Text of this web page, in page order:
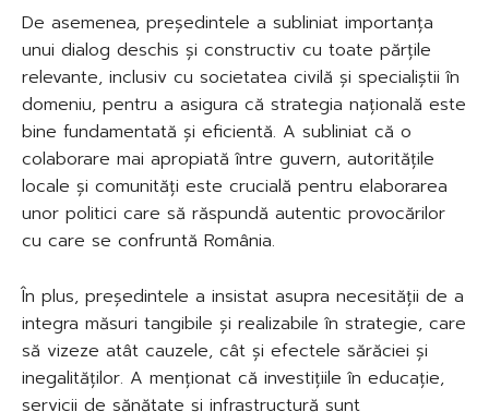
De asemenea, președintele a subliniat importanța
unui dialog deschis și constructiv cu toate părțile
relevante, inclusiv cu societatea civilă și specialiștii în
domeniu, pentru a asigura că strategia națională este
bine fundamentată și eficientă. A subliniat că o
colaborare mai apropiată între guvern, autoritățile
locale și comunități este crucială pentru elaborarea
unor politici care să răspundă autentic provocărilor
cu care se confruntă România.
În plus, președintele a insistat asupra necesității de a
integra măsuri tangibile și realizabile în strategie, care
să vizeze atât cauzele, cât și efectele sărăciei și
inegalităților. A menționat că investițiile în educație,
servicii de sănătate și infrastructură sunt